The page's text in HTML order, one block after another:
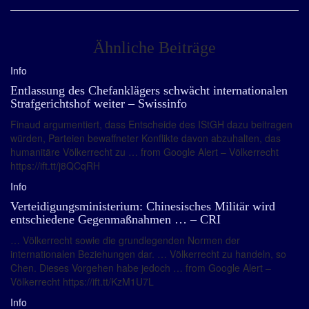
Ähnliche Beiträge
Info
Entlassung des Chefanklägers schwächt internationalen
Strafgerichtshof weiter – Swissinfo
Finaud argumentiert, dass Entscheide des IStGH dazu beitragen
würden, Parteien bewaffneter Konflikte davon abzuhalten, das
humanitäre Völkerrecht zu … from Google Alert – Völkerrecht
https://ift.tt/j8QCqRH
Info
Verteidigungsministerium: Chinesisches Militär wird
entschiedene Gegenmaßnahmen … – CRI
… Völkerrecht sowie die grundlegenden Normen der
internationalen Beziehungen dar. … Völkerrecht zu handeln, so
Chen. Dieses Vorgehen habe jedoch … from Google Alert –
Völkerrecht https://ift.tt/KzM1U7L
Info